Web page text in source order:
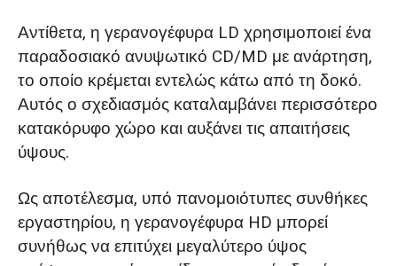
Αντίθετα, η γερανογέφυρα LD χρησιμοποιεί ένα
παραδοσιακό ανυψωτικό CD/MD με ανάρτηση,
το οποίο κρέμεται εντελώς κάτω από τη δοκό.
Αυτός ο σχεδιασμός καταλαμβάνει περισσότερο
κατακόρυφο χώρο και αυξάνει τις απαιτήσεις
ύψους.
Ως αποτέλεσμα, υπό πανομοιότυπες συνθήκες
εργαστηρίου, η γερανογέφυρα HD μπορεί
συνήθως να επιτύχει μεγαλύτερο ύψος